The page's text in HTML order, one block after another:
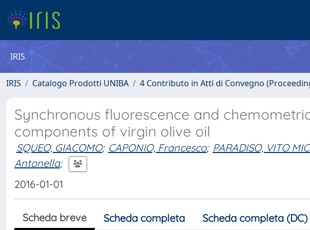
IRIS
IRIS Catalogo Prodotti UNIBA 4 Contributo in Atti di Convegno
Synchronous fluorescence and
components of virgin olive oil
SQUEO, GIACOMO; CAPONIO, Francesco; PARADISO, VITO
Antonella;
2016-01-01
Scheda breve Scheda completa Scheda completa (DC)